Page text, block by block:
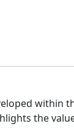
within
the